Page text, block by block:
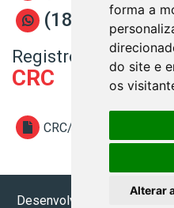
forma a
do site e
os
Alterar
(18) 3702-
Registro
CRC
CRC/SP 2 SP
Desenvolvido por